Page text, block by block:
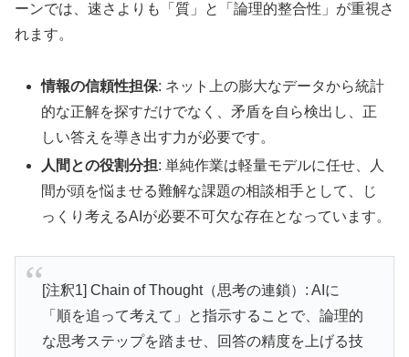
ーンでは、速さよりも「質」と「論理的整合性」が重視さ
れます。
情報の信頼性担保: ネット上の膨大なデータから統計
的な正解を探すだけでなく、矛盾を自ら検出し、正
しい答えを導き出す力が必要です。
人間との役割分担: 単純作業は軽量モデルに任せ、人
間が頭を悩ませる難解な課題の相談相手として、じ
っくり考えるAIが必要不可欠な存在となっています。
[注釈1] Chain of Thought（思考の連鎖）: AIに
「順を追って考えて」と指示することで、論理的
な思考ステップを踏ませ、回答の精度を上げる技